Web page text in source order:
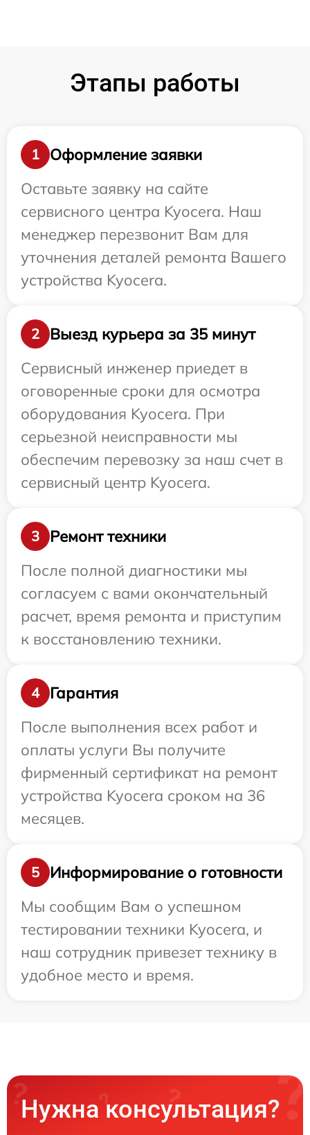
Этапы работы
1
Оформление заявки
Оставьте заявку на сайте
сервисного центра Kyocera. Наш
менеджер перезвонит Вам для
уточнения деталей ремонта Вашего
устройства Kyocera.
2
Выезд курьера за 35 минут
Сервисный инженер приедет в
оговоренные сроки для осмотра
оборудования Kyocera. При
серьезной неисправности мы
обеспечим перевозку за наш счет в
сервисный центр Kyocera.
3
Ремонт техники
После полной диагностики мы
согласуем с вами окончательный
расчет, время ремонта и приступим
к восстановлению техники.
4
Гарантия
После выполнения всех работ и
оплаты услуги Вы получите
фирменный сертификат на ремонт
устройства Kyocera сроком на 36
месяцев.
5
Информирование о готовности
Мы сообщим Вам о успешном
тестировании техники Kyocera, и
наш сотрудник привезет технику в
удобное место и время.
Нужна консультация?